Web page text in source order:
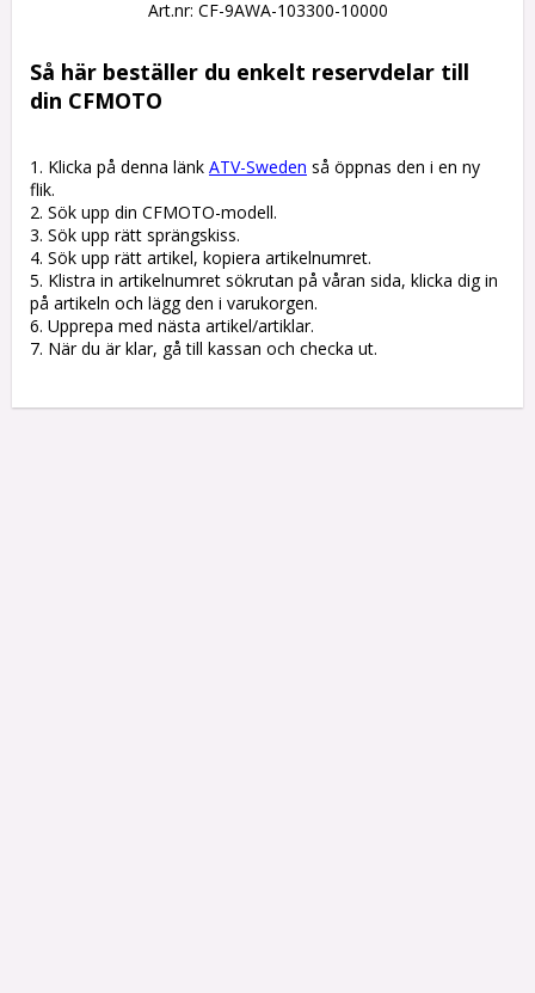
Art.nr: CF-9AWA-103300-10000
Så här beställer du enkelt reservdelar till
din CFMOTO
1. Klicka på denna länk ATV-Sweden så öppnas den i en ny
flik.
2. Sök upp din CFMOTO-modell.
3. Sök upp rätt sprängskiss.
4. Sök upp rätt artikel, kopiera artikelnumret.
5. Klistra in artikelnumret sökrutan på våran sida, klicka dig in
på artikeln och lägg den i varukorgen.
6. Upprepa med nästa artikel/artiklar.
7. När du är klar, gå till kassan och checka ut.